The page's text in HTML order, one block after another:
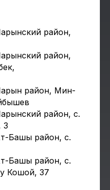
район,
район,
район, Мин-
район, с.
3
Башы район, с.
Башы район, с.
Кошой, 37